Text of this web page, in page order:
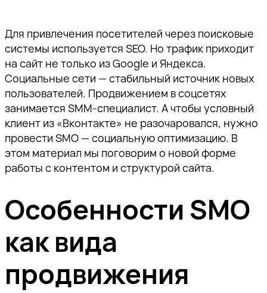
Для привлечения посетителей через поисковые
системы используется SEO. Но трафик приходит
на сайт не только из Google и Яндекса.
Социальные сети — стабильный источник новых
пользователей. Продвижением в соцсетях
занимается SMM-специалист. А чтобы условный
клиент из «Вконтакте» не разочаровался, нужно
провести SMO — социальную оптимизацию. В
этом материал мы поговорим о новой форме
работы с контентом и структурой сайта.
Особенности SMO
как вида
продвижения